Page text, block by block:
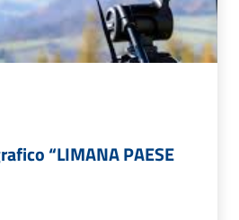
“LIMANA PAESE